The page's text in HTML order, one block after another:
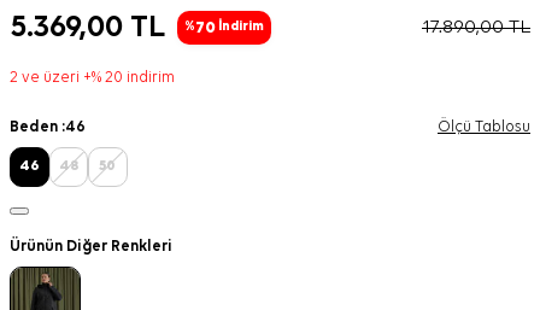
5.369,00 TL %70 İndirim 17.890,00TL
2 ve üzeri +% 20 indirim
Beden :46 Ölçü Tablosu
46 48 50
Ürünün Diğer Renkleri